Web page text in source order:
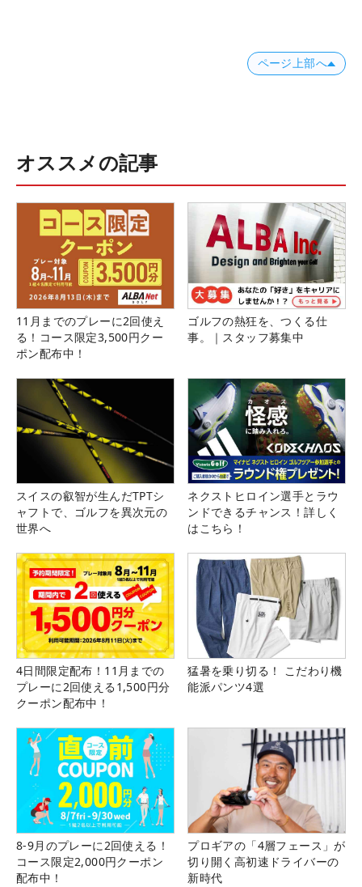
ページ上部へ
オススメの記事
11月までのプレーに2回使え
る！コース限定3,500円クー
ポン配布中！
ゴルフの熱狂を、つくる仕
事。｜スタッフ募集中
スイスの叡智が生んだTPTシ
ャフトで、ゴルフを異次元の
世界へ
ネクストヒロイン選手とラウ
ンドできるチャンス！詳しく
はこちら！
4日間限定配布！11月までの
プレーに2回使える1,500円分
クーポン配布中！
猛暑を乗り切る！ こだわり機
能派パンツ4選
8-9月のプレーに2回使える！
コース限定2,000円クーポン
配布中！
プロギアの「4層フェース」が
切り開く高初速ドライバーの
新時代